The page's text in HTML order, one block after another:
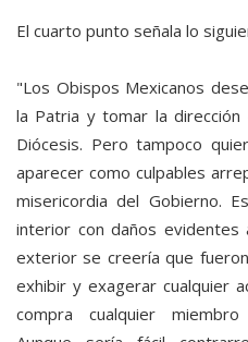
El cuarto punto señala lo
"Los Obispos Mexicanos
la Patria y tomar la
Diócesis. Pero tampoco
aparecer como culpables
misericordia del Gobierno.
interior con daños
exterior se creería que
exhibir y exagerar cualquier
compra cualquier